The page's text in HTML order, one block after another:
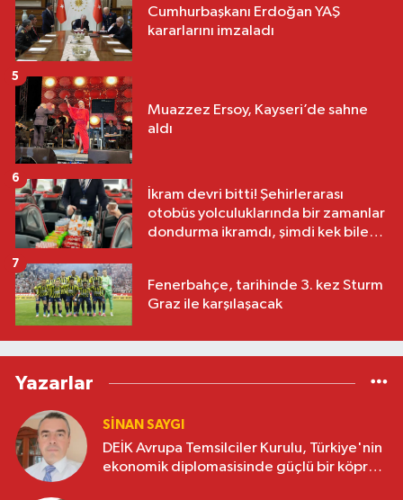
Cumhurbaşkanı Erdoğan YAŞ
kararlarını imzaladı
Muazzez Ersoy, Kayseri’de sahne
aldı
5
İkram devri bitti! Şehirlerarası
otobüs yolculuklarında bir zamanlar
dondurma ikramdı, şimdi kek bile
6
Fenerbahçe, tarihinde 3. kez Sturm
Graz ile karşılaşacak
7
Yazarlar
SINAN SAYGI
DEİK Avrupa Temsilciler Kurulu, Türkiye'nin
ekonomik diplomasisinde güçlü bir köprü